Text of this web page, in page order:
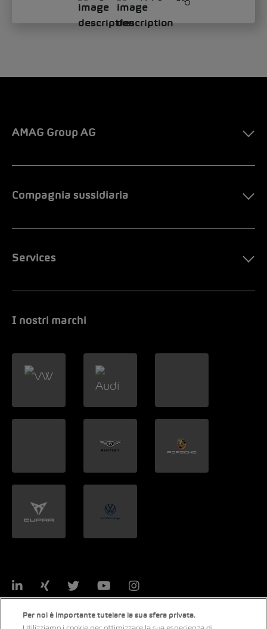
AMAG Group AG
Compagnia sussidiaria
Services
I nostri marchi
LinkedIn
Xing Twitter YouTubeInstagram
Per noi è importante tutelare la sua sfera privata.